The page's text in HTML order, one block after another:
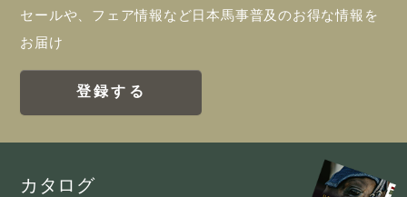
セールや、フェア情報など日本馬事普及のお得な情報を
お届け
登録する
カタログ